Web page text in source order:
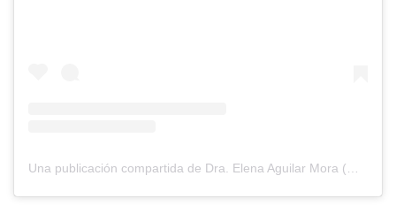
Una publicación compartida de Dra. Elena Aguilar Mora (@dra.elenaaguilarmora)